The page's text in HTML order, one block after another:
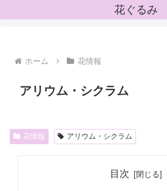
花ぐるみ
ホーム 花情報
アリウム・シクラム
花情報 アリウム・シクラム
目次